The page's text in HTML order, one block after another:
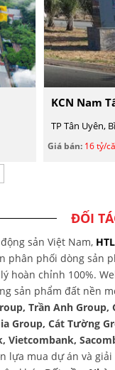
KCN Nam
TP Tân Uyên,
Giá bán: 16 tỷ/
ĐỐI
sản Việt Nam,
phân phối dòng sản
hoàn chỉnh 100%.
sản phẩm đất nền
Trần Anh Group,
Group, Cát Tường
Vietcombank,
lựa mua dự án và